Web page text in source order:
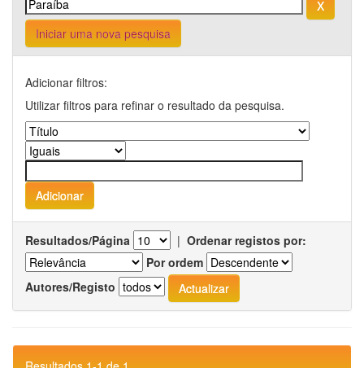
Iniciar uma nova pesquisa
Adicionar filtros:
Utilizar filtros para refinar o resultado da pesquisa.
Resultados/Página | Ordenar registos por:
Por ordem
Autores/Registo